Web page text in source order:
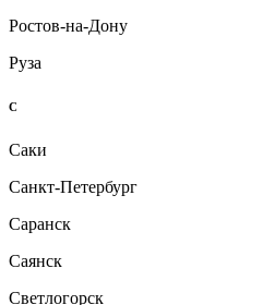
Ростов-на-Дону
Руза
С
Саки
Санкт-Петербург
Саранск
Саянск
Светлогорск